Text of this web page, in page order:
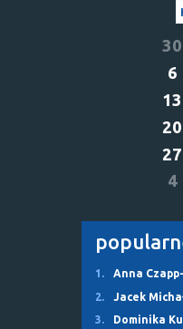
30
6
13
20
27
4
1. Anna
2.
Jacek
3.
Dominika